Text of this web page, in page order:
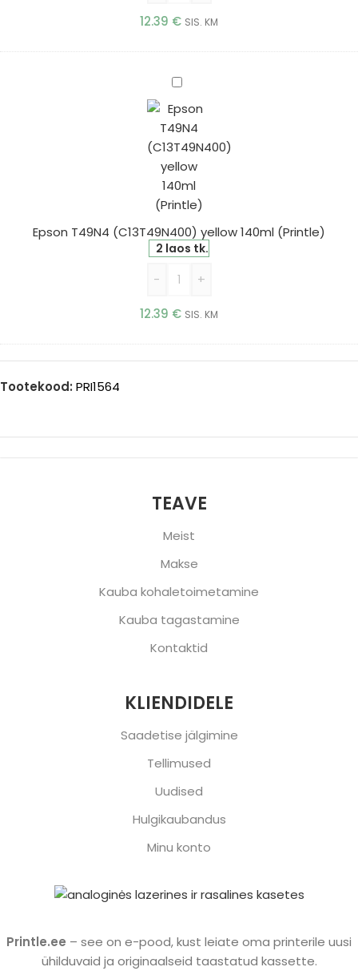
12.39 € SIS. KM
Epson
(C13T49N400)
yellow
140ml
(Printle)
Epson T49N4 (C13T49N400) yellow 140ml (Printle)
2 laos tk.
- +
12.39 € SIS. KM
Tootekood: PRI1564
TEAVE
Meist
Makse
Kauba kohaletoimetamine
Kauba tagastamine
Kontaktid
KLIENDIDELE
Saadetise jälgimine
Tellimused
Uudised
Hulgikaubandus
Minu konto
Printle.ee – see on e-pood, kust leiate oma printerile uusi
ühilduvaid ja originaalseid taastatud kassette.